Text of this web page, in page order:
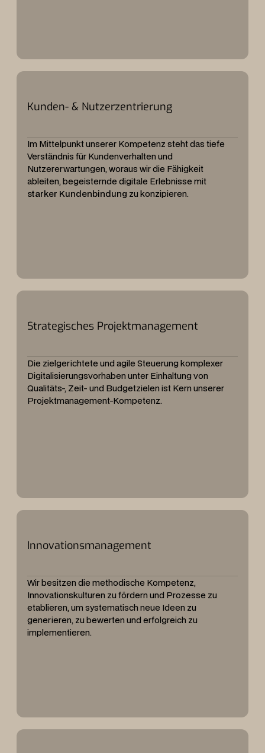
Kunden- & Nutzerzentrierung
Im Mittelpunkt unserer Kompetenz steht das tiefe
Verständnis für Kundenverhalten und
Nutzererwartungen, woraus wir die Fähigkeit
ableiten, begeisternde digitale Erlebnisse mit
starker Kundenbindung zu konzipieren.
Strategisches Projektmanagement
Die zielgerichtete und agile Steuerung komplexer
Digitalisierungsvorhaben unter Einhaltung von
Qualitäts-, Zeit- und Budgetzielen ist Kern unserer
Projektmanagement-Kompetenz.
Innovationsmanagement
Wir besitzen die methodische Kompetenz,
Innovationskulturen zu fördern und Prozesse zu
etablieren, um systematisch neue Ideen zu
generieren, zu bewerten und erfolgreich zu
implementieren.